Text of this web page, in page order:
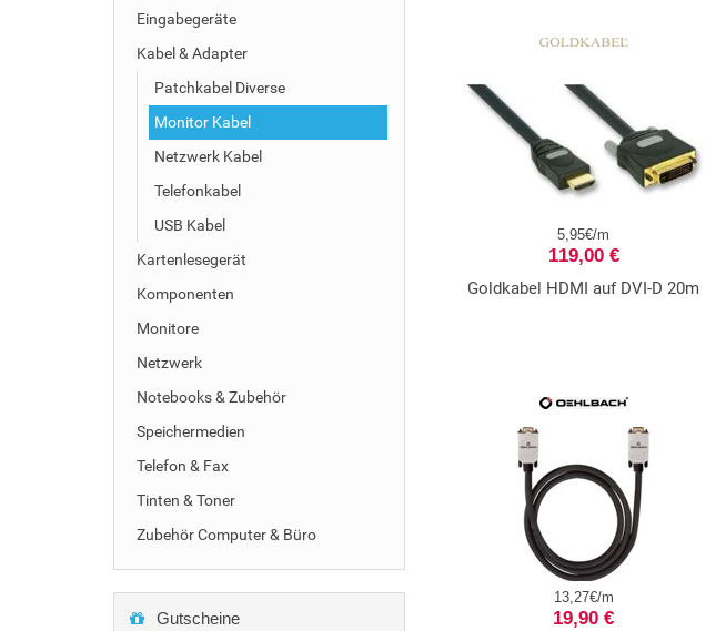
Eingabegeräte
Kabel & Adapter
Patchkabel Diverse
Monitor Kabel
Netzwerk Kabel
Telefonkabel
USB Kabel
Kartenlesegerät
Komponenten
Monitore
Netzwerk
Notebooks & Zubehör
Speichermedien
Telefon & Fax
Tinten & Toner
Zubehör Computer & Büro
Gutscheine
5,95€/m
119,00 €
Goldkabel HDMI auf DVI-D 20m
13,27€/m
19,90 €